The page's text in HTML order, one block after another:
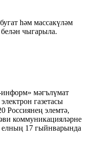
һәм массакүләм
чыгарыла.
мәгълүмат
газетасы
Россиянең элемтә,
коммуникацияләрне
елның 17 гыйнварында